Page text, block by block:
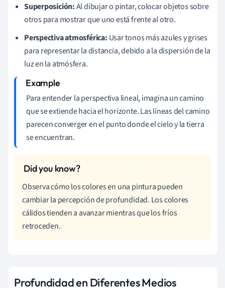
Superposición:Al dibujar o pintar, colocar objetos sobre
otros para mostrar que uno está frente al otro.
Perspectiva atmosférica: Usar tonos más azules y grises
para representar la distancia, debido a la dispersión de la
luz en la atmósfera.
Para entender la perspectiva lineal, imagina un camino
que se extiende hacia el horizonte. Las líneas del camino
parecen converger en el punto donde el cielo y la tierra
se encuentran.
Observa cómo los colores en una pintura pueden
cambiar la percepción de profundidad. Los colores
cálidos tienden a avanzar mientras que los fríos
retroceden.
Profundidad en Diferentes Medios